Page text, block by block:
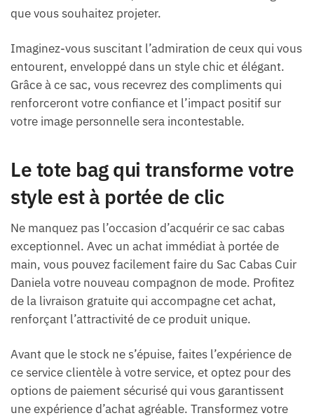
que vous souhaitez projeter.
Imaginez-vous suscitant l’admiration de ceux qui vous
entourent, enveloppé dans un style chic et élégant.
Grâce à ce sac, vous recevrez des compliments qui
renforceront votre confiance et l’impact positif sur
votre image personnelle sera incontestable.
Le tote bag qui transforme votre
style est à portée de clic
Ne manquez pas l’occasion d’acquérir ce sac cabas
exceptionnel. Avec un achat immédiat à portée de
main, vous pouvez facilement faire du Sac Cabas Cuir
Daniela votre nouveau compagnon de mode. Profitez
de la livraison gratuite qui accompagne cet achat,
renforçant l’attractivité de ce produit unique.
Avant que le stock ne s’épuise, faites l’expérience de
ce service clientèle à votre service, et optez pour des
options de paiement sécurisé qui vous garantissent
une expérience d’achat agréable. Transformez votre